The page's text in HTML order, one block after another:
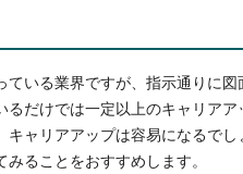
いる業界ですが、指示通りに
だけでは一定以上のキャリア
キャリアアップは容易になるで
ることをおすすめします。